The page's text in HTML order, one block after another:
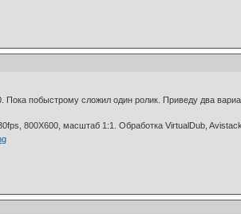
побыстрому сложил один ролик. Приведу два
800Х600, масштаб 1:1. Обработка VirtualDub,